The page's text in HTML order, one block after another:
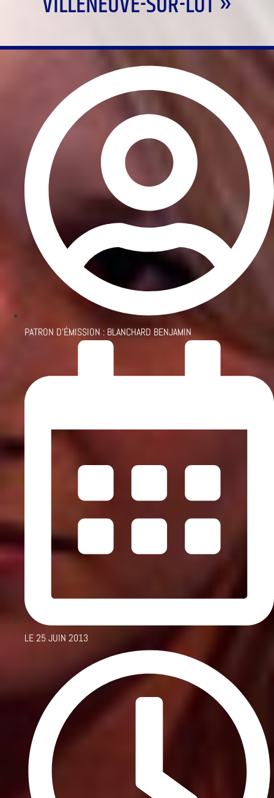
PATRON D'ÉMISSION :BLANCHARD BENJAMIN
LE25 JUIN 2013